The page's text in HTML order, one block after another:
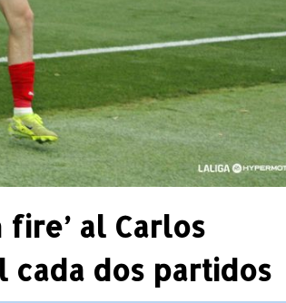
al Carlos
cada dos partidos